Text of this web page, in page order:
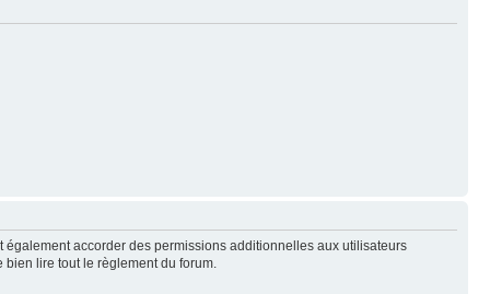
également accorder des permissions additionnelles aux utilisateurs
lire tout le règlement du forum.